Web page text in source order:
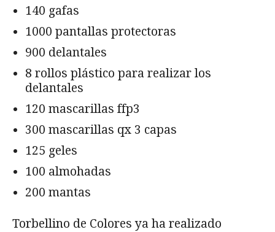
140 gafas
1000 pantallas protectoras
900 delantales
8 rollos plástico para realizar los
delantales
120 mascarillas ffp3
300 mascarillas qx 3 capas
125 geles
100 almohadas
200 mantas
Torbellino de Colores ya ha realizado